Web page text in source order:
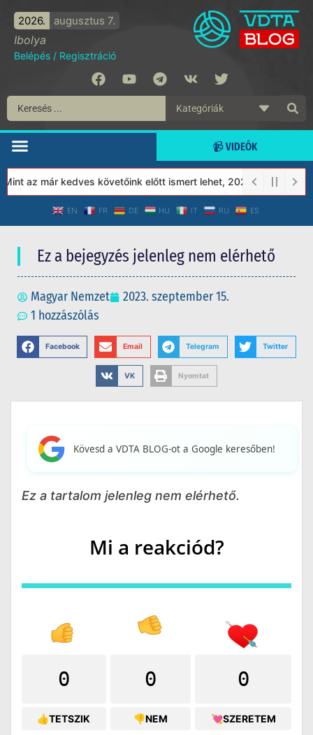
2026. augusztus 7.
Ibolya
Belépés / Regisztráció
📹 VIDEÓK
az már kedves követőink előtt ismert lehet, 2023-tól a Védett
EN FR DE HU IT RU ES
Ez a bejegyzés jelenleg nem elérhető
Magyar Nemzet
2023. szeptember 15.
1 hozzászólás
Facebook Email Telegram Twitter
VK Nyomtat
Kövesd a VDTA BLOG-ot a Google keresőben!
Ez a tartalom jelenleg nem elérhető.
Mi a reakciód?
0
👍TETSZIK
0
👎NEM
0
💘SZERETEM